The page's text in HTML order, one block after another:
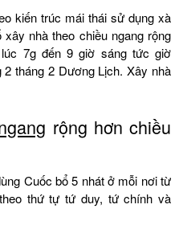
kiến trúc mái thái sử dụng xà
nhà theo chiều ngang rộng
7g đến 9 giờ sáng tức giờ
tháng 2 Dương Lịch. Xây nhà
rộng hơn chiều
Cuốc bổ 5 nhát ở mỗi nơi từ
thứ tự tứ duy, tứ chính và